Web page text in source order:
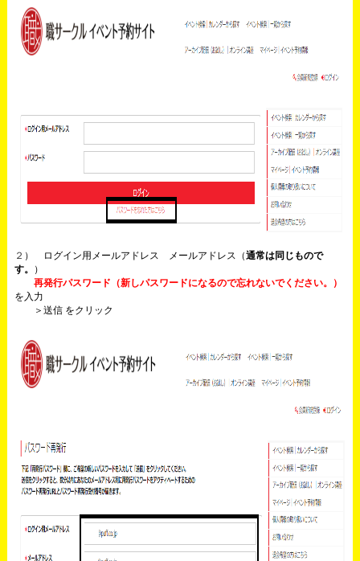
２ ） ログイン用メールアドレス メールアドレス（通常は同じもので
す。
）
再発行パスワード（新しパスワードになるので忘れないでください。）
を入力
＞送信 をクリック